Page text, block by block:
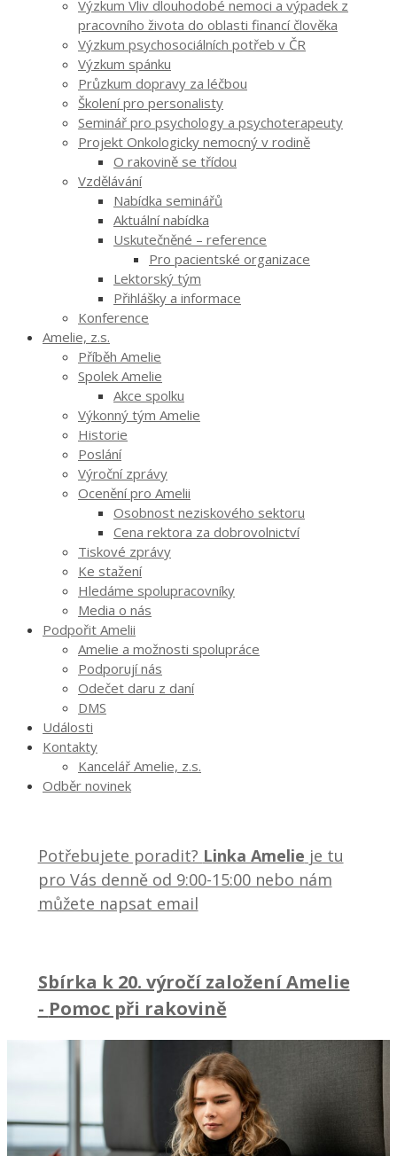
Výzkum Vliv dlouhodobé nemoci a výpadek z
pracovního života do oblasti financí člověka
Výzkum psychosociálních potřeb v ČR
Výzkum spánku
Průzkum dopravy za léčbou
Školení pro personalisty
Seminář pro psychology a psychoterapeuty
Projekt Onkologicky nemocný v rodině
O rakovině se třídou
Vzdělávání
Nabídka seminářů
Aktuální nabídka
Uskutečněné – reference
Pro pacientské organizace
Lektorský tým
Přihlášky a informace
Konference
Amelie, z.s.
Příběh Amelie
Spolek Amelie
Akce spolku
Výkonný tým Amelie
Historie
Poslání
Výroční zprávy
Ocenění pro Amelii
Osobnost neziskového sektoru
Cena rektora za dobrovolnictví
Tiskové zprávy
Ke stažení
Hledáme spolupracovníky
Media o nás
Podpořit Amelii
Amelie a možnosti spolupráce
Podporují nás
Odečet daru z daní
DMS
Události
Kontakty
Kancelář Amelie, z.s.
Odběr novinek
Potřebujete poradit? Linka Amelie je tu
pro Vás denně od 9:00-15:00 nebo nám
můžete napsat email
Sbírka k 20. výročí založení Amelie
- Pomoc při rakovině